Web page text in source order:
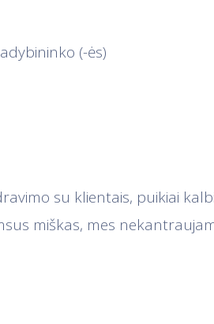
(-ės)
su klientais, puikiai
miškas, mes